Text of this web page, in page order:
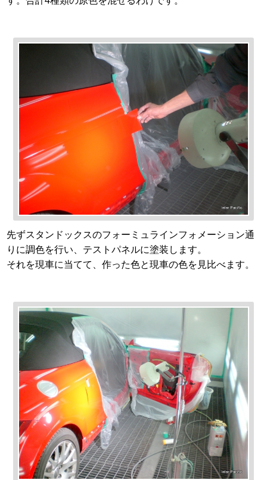
先ずスタンドックスのフォーミュラインフォメーション通
りに調色を行い、テストパネルに塗装します。
それを現車に当てて、作った色と現車の色を見比べます。